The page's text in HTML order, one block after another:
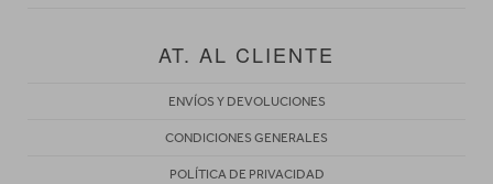
AT. AL CLIENTE
ENVÍOS Y DEVOLUCIONES
CONDICIONES GENERALES
POLÍTICA DE PRIVACIDAD